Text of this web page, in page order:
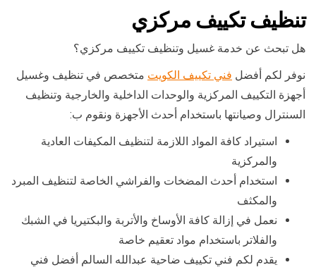
تنظيف تكييف مركزي
هل تبحث عن خدمة غسيل وتنظيف تكييف مركزي؟
نوفر لكم أفضل فني تكييف الكويت متخصص في تنظيف وغسيل
أجهزة التكييف المركزية والوحدات الداخلية والخارجية وتنظيف
السنترال وصيانتها باستخدام أحدث الأجهزة ونقوم ب:
استيراد كافة المواد اللازمة لتنظيف المكيفات العادية
والمركزية
استخدام أحدث المضخات والفراشي الخاصة لتنظيف المبرد
والمكثف
نعمل في إزالة كافة الأوساخ والأتربة والبكتيريا في الشبك
والفلاتر باستخدام مواد تعقيم خاصة
يقدم لكم فني تكييف ضاحية عبدالله السالم أفضل فني